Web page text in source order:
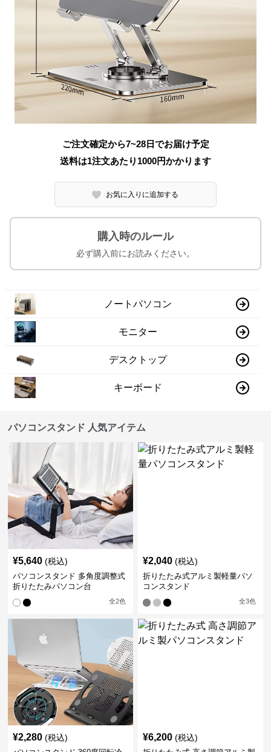
ご注文確定から7~28日でお届け予定
送料は1注文あたり 1000円かかります
お気に入りに追加する
購入時のルール
必ず購入前にお読みください。
ノートパソコン
モニター
デスクトップ
キーボード
パソコンスタンド 人気アイテム
¥5,640 (税込)
パソコンスタンド 多角度調整式
折りたたみパソコン台
全2色
¥2,040 (税込)
折りたたみ式アルミ製軽量パソ
コンスタンド
全3色
¥2,280 (税込) ¥6,200 (税込)